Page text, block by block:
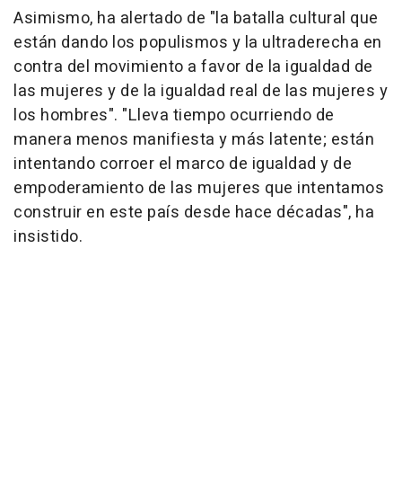
Asimismo, ha alertado de "la batalla cultural que
están dando los populismos y la ultraderecha en
contra del movimiento a favor de la igualdad de
las mujeres y de la igualdad real de las mujeres y
los hombres". "Lleva tiempo ocurriendo de
manera menos manifiesta y más latente; están
intentando corroer el marco de igualdad y de
empoderamiento de las mujeres que intentamos
construir en este país desde hace décadas", ha
insistido.